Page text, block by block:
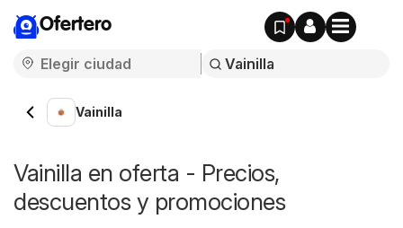
Ofertero
Vainilla
Vainilla en oferta - Precios,
descuentos y promociones